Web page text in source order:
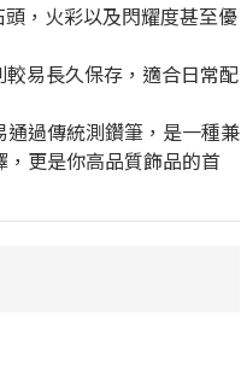
，火彩以及閃耀度甚至優
易長久保存，適合日常配
過傳統測鑽筆，是一種兼
更是你高品質飾品的首